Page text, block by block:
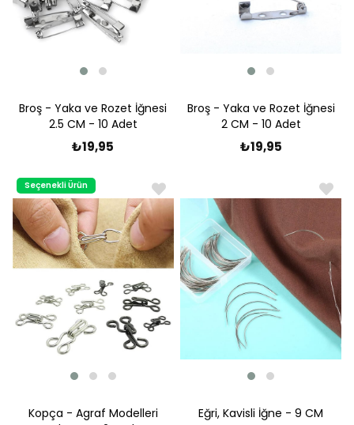
Broş - Yaka ve Rozet İğnesi
2.5 CM - 10 Adet
₺19,95
Broş - Yaka ve Rozet İğnesi
2 CM - 10 Adet
₺19,95
Kopça - Agraf Modelleri
Seçenekli Ürün
Eğri, Kavisli İğne - 9 CM